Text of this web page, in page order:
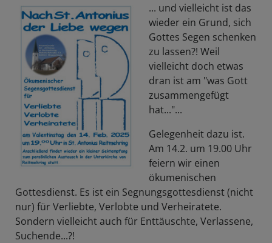
Dekanat
ist
online
-
Workshop
"Singt
dem
Herrn"
am
14.2.-15.2.
in
+
+
+
... und vielleicht ist das
wieder ein Grund, sich
Gottes Segen schenken
zu lassen?! Weil
vielleicht doch etwas
dran ist am "was Gott
zusammengefügt
hat..."...
Gelegenheit dazu ist.
Am 14.2. um 19.00 Uhr
feiern wir einen
ökumenischen
Gottesdienst. Es ist ein Segnungsgottesdienst (nicht
nur) für Verliebte, Verlobte und Verheiratete.
Sondern vielleicht auch für Enttäuschte, Verlassene,
Suchende...?!